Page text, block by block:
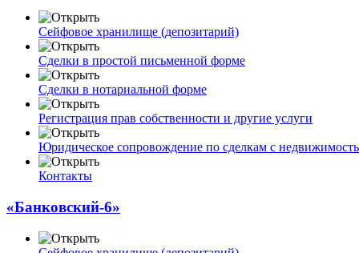
Сейфовое хранилище (депозитарий)
Сделки в простой письменной форме
Сделки в нотариальной форме
Регистрация прав собственности и другие услуги
Юридическое сопровождение по сделкам с
Контакты
«Банковский-6»